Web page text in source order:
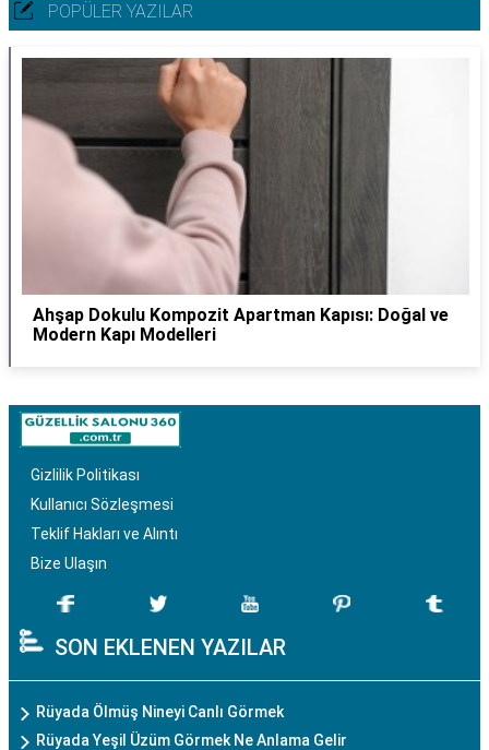
POPÜLER YAZILAR
Ahşap Dokulu Kompozit Apartman Kapısı: Doğal ve
Modern Kapı Modelleri
Gizlilik Politikası
Kullanıcı Sözleşmesi
Teklif Hakları ve Alıntı
Bize Ulaşın
SON EKLENEN YAZILAR
Rüyada Ölmüş Nineyi Canlı Görmek
Rüyada Yeşil Üzüm Görmek Ne Anlama Gelir